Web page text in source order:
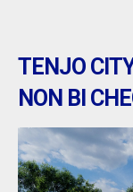
TENJO
NON BI